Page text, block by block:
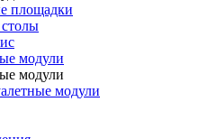
площадки
модули
модули
модули